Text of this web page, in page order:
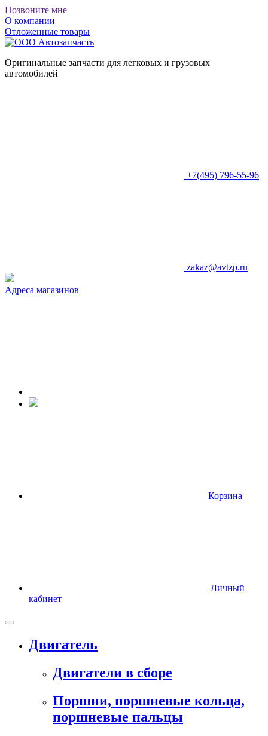
Позвоните мне
О компании
Отложенные товары
Оригинальные запчасти для легковых и грузовых
автомобилей
+7(495) 796-55-96
zakaz@avtzp.ru
Адреса магазинов
Корзина
Личный
кабинет
Двигатель
Двигатели в сборе
Поршни, поршневые кольца,
поршневые пальцы